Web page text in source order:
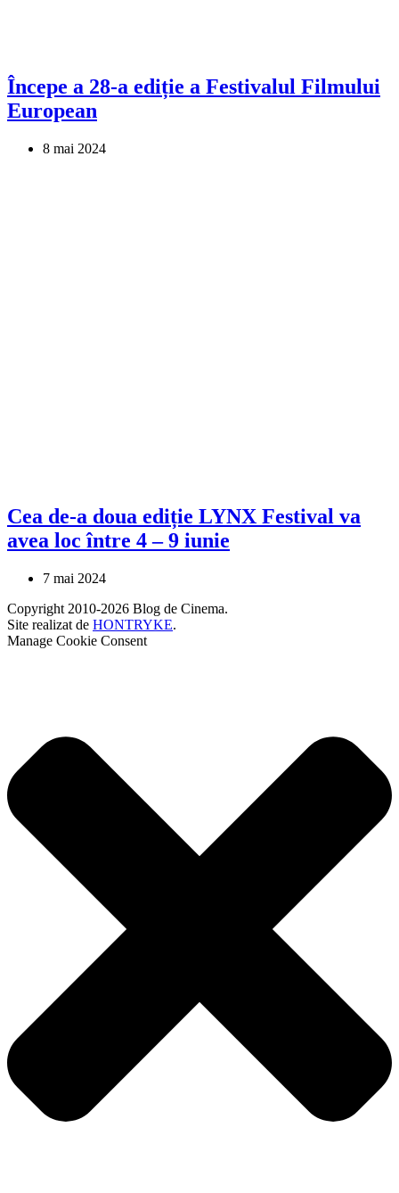
Începe a 28-a ediție a Festivalul Filmului
European
8 mai 2024
Cea de-a doua ediție LYNX Festival va
avea loc între 4 – 9 iunie
7 mai 2024
Copyright 2010-2026 Blog de Cinema.
Site realizat de HONTRYKE.
Manage Cookie Consent